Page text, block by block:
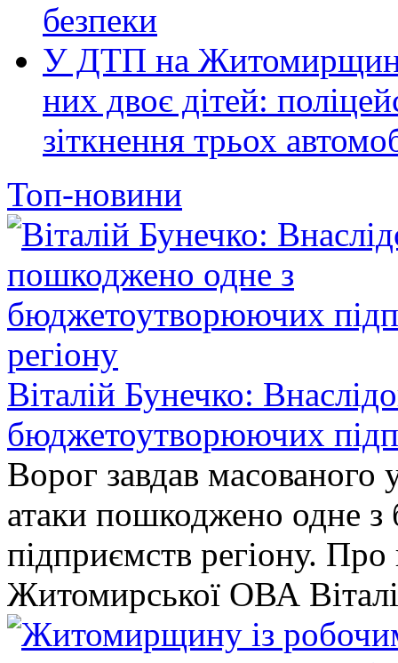
безпеки
У ДТП на Житомирщині
них двоє дітей:
зіткнення трьох
Топ-новини
Віталій Бунечко:
бюджетоутворюючих
Ворог завдав масованого
атаки пошкоджено одне
підприємств регіону.
Житомирської ОВА